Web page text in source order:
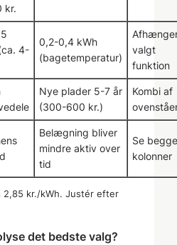
kr.
4-
0,2-0,4 kWh
(bagetemperatur)
valgt
funktion
Nye plader 5-7 år
(300-600 kr.)
Kombi af
Belægning bliver
mindre aktiv over
tid
Se begge
kolonner
2,85 kr./kWh. Justér efter
det bedste valg?